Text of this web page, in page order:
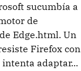
sucumbía a
de
Edge.html. Un
Firefox con
intenta adaptar...